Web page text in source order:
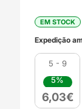
EM STOCK
Expedição
5 - 9
5%
6,03€